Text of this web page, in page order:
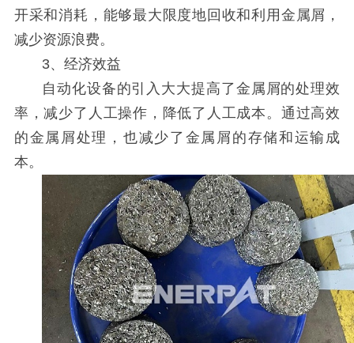
开采和消耗，能够最大限度地回收和利用金属屑，
减少资源浪费。
3、经济效益
自动化设备的引入大大提高了金属屑的处理效
率，减少了人工操作，降低了人工成本。通过高效
的金属屑处理，也减少了金属屑的存储和运输成
本。